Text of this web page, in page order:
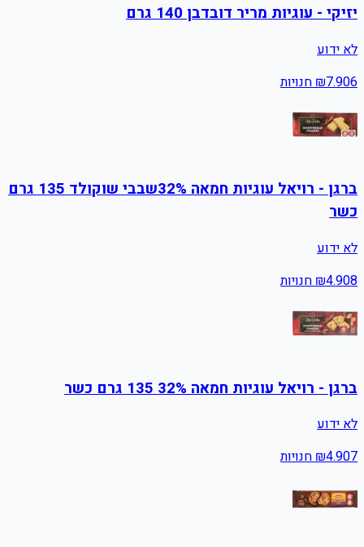
יזיקי - עוגיות מריר דובדבן 140 גרם
לא ידוע
₪7.906 חנויות
ברגן - רויאל עוגיות חמאה 32%שבבי שוקולד 135 גרם
כשר
לא ידוע
₪4.908 חנויות
ברגן - רויאל עוגיות חמאה 32% 135 גרם כשר
לא ידוע
₪4.907 חנויות